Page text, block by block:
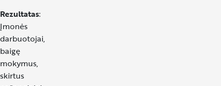
Rezultatas:
Įmonės
darbuotojai,
baigę
mokymus,
skirtus